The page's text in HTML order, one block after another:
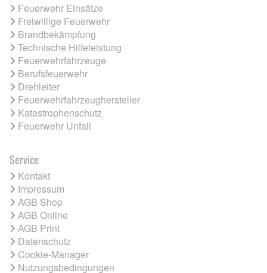
Feuerwehr Einsätze
Freiwillige Feuerwehr
Brandbekämpfung
Technische Hilfeleistung
Feuerwehrfahrzeuge
Berufsfeuerwehr
Drehleiter
Feuerwehrfahrzeughersteller
Katastrophenschutz
Feuerwehr Unfall
Service
Kontakt
Impressum
AGB Shop
AGB Online
AGB Print
Datenschutz
Cookie-Manager
Nutzungsbedingungen